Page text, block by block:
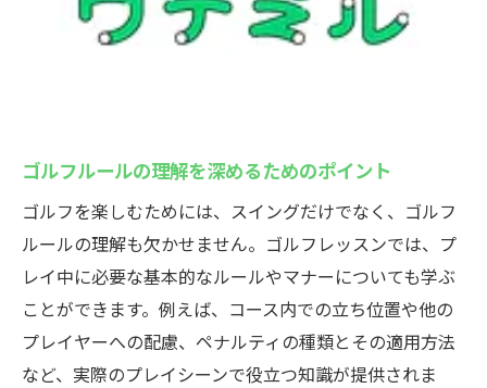
ゴルフルールの理解を深めるためのポイント
ゴルフを楽しむためには、スイングだけでなく、ゴルフ
ルールの理解も欠かせません。ゴルフレッスンでは、プ
レイ中に必要な基本的なルールやマナーについても学ぶ
ことができます。例えば、コース内での立ち位置や他の
プレイヤーへの配慮、ペナルティの種類とその適用方法
など、実際のプレイシーンで役立つ知識が提供されま